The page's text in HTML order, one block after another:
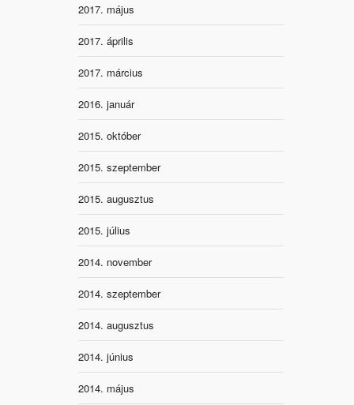
2017. május
2017. április
2017. március
2016. január
2015. október
2015. szeptember
2015. augusztus
2015. július
2014. november
2014. szeptember
2014. augusztus
2014. június
2014. május